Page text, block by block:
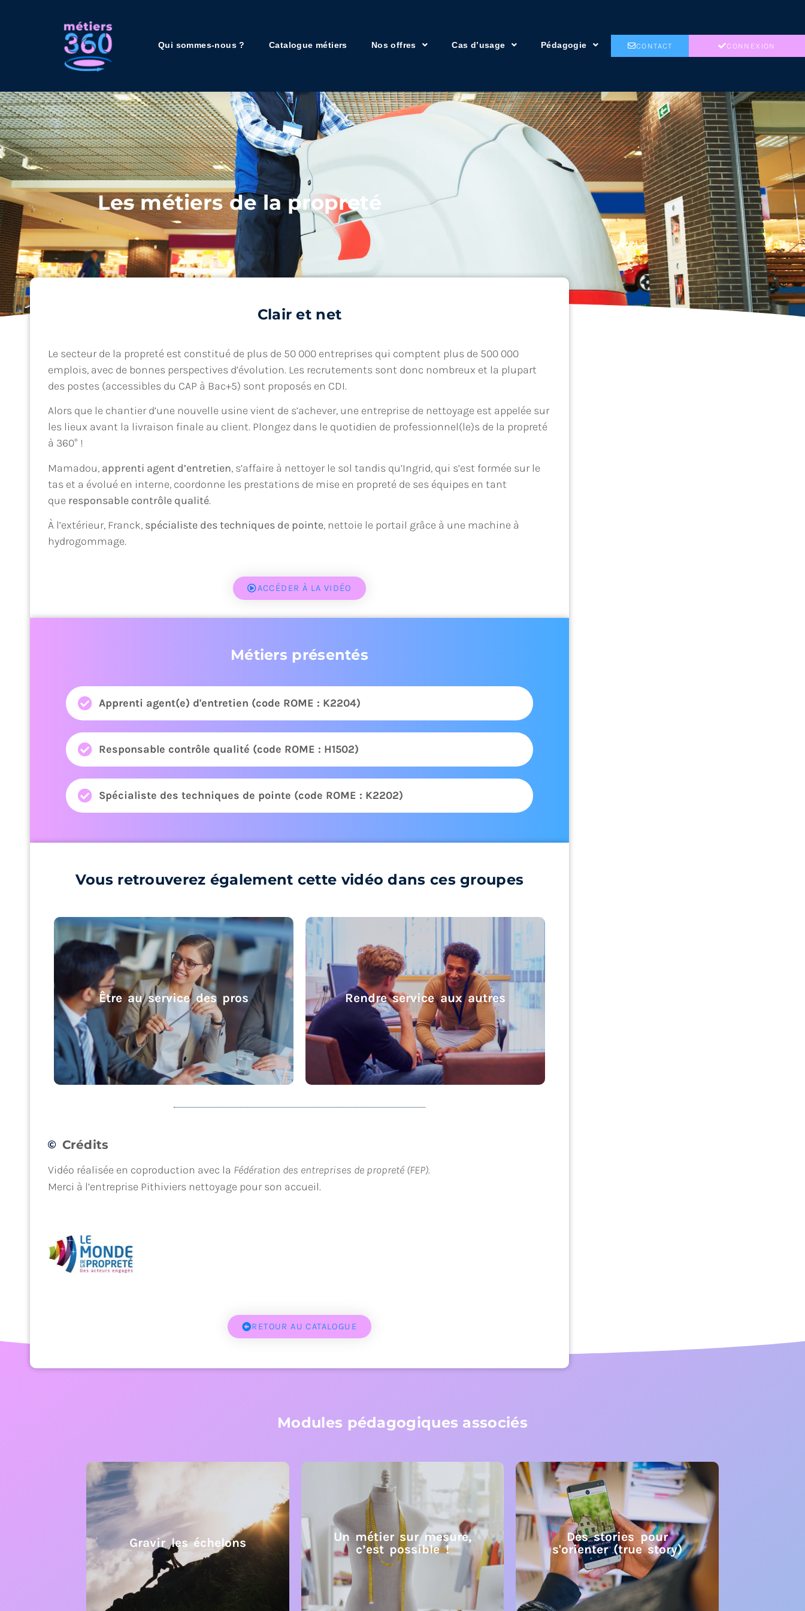
Qui sommes-nous ? Catalogue métiers Nos offres Cas d’usage Pédagogie CONTACT CONNEXION
Les métiers de la propreté
Clair et net
Le secteur de la propreté est constitué de plus de 50 000 entreprises qui comptent plus de 500 000
emplois, avec de bonnes perspectives d’évolution. Les recrutements sont donc nombreux et la plupart
des postes (accessibles du CAP à Bac+5) sont proposés en CDI.
Alors que le chantier d’une nouvelle usine vient de s’achever, une entreprise de nettoyage est appelée sur
les lieux avant la livraison finale au client. Plongez dans le quotidien de professionnel(le)s de la propreté
à 360° !
Mamadou, apprenti agent d’entretien, s’affaire à nettoyer le sol tandis qu’Ingrid, qui s’est formée sur le
tas et a évolué en interne, coordonne les prestations de mise en propreté de ses équipes en tant
que responsable contrôle qualité.
À l’extérieur, Franck, spécialiste des techniques de pointe, nettoie le portail grâce à une machine à
hydrogommage.
ACCÉDER À LA VIDÉO
Métiers présentés
Apprenti agent(e) d'entretien (code ROME : K2204)
Responsable contrôle qualité (code ROME : H1502)
Spécialiste des techniques de pointe (code ROME : K2202)
Vous retrouverez également cette vidéo dans ces groupes
Être au service des pros
Être au service des pros
Rendre service aux autres
Rendre service aux autres
Crédits
Vidéo réalisée en coproduction avec la Fédération des entreprises de propreté (FEP).
Merci à l’entreprise Pithiviers nettoyage pour son accueil.
RETOUR AU CATALOGUE
Modules pédagogiques associés
Gravir les échelons
Un métier sur mesure,
c’est possible !
Des stories pour
s'orienter (true story)